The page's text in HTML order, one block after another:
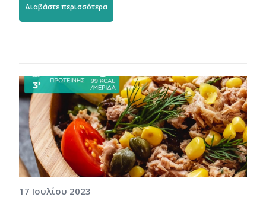
Διαβάστε περισσότερα
17 Ιουλίου 2023